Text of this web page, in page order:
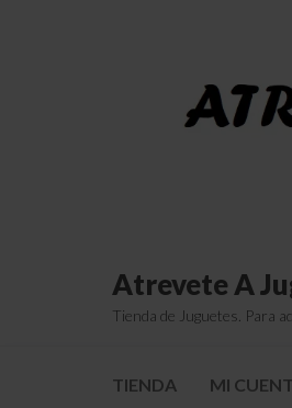
Atrevete A
Tienda de Juguetes. Para
TIENDA MI